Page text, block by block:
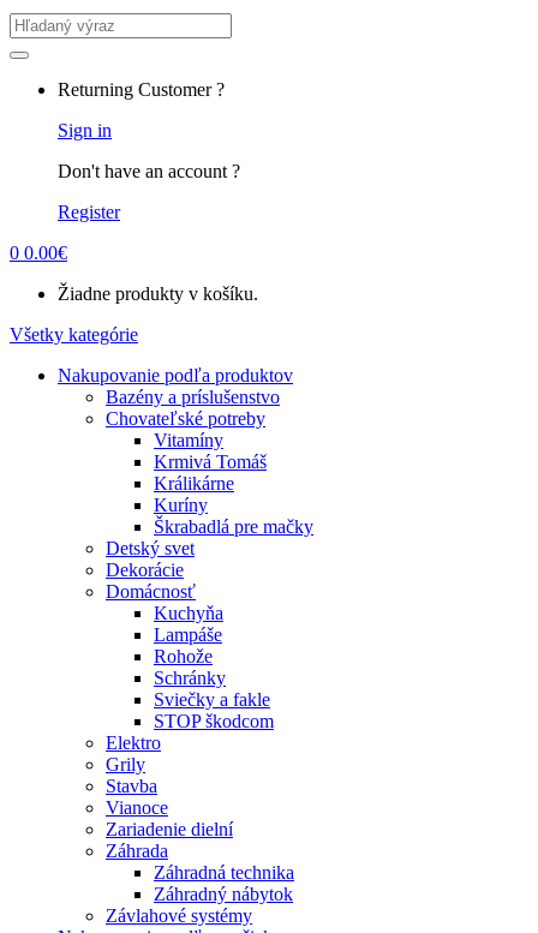
Search
for:
Returning Customer ?
Sign in
Don't have an account ?
Register
0 0.00€
Žiadne produkty v košíku.
Všetky kategórie
Nakupovanie podľa produktov
Bazény a príslušenstvo
Chovateľské potreby
Vitamíny
Krmivá Tomáš
Králikárne
Kuríny
Škrabadlá pre mačky
Detský svet
Dekorácie
Domácnosť
Kuchyňa
Lampáše
Rohože
Schránky
Sviečky a fakle
STOP škodcom
Elektro
Grily
Stavba
Vianoce
Zariadenie dielní
Záhrada
Záhradná technika
Záhradný nábytok
Závlahové systémy